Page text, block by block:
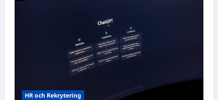
HR och Rekrytering